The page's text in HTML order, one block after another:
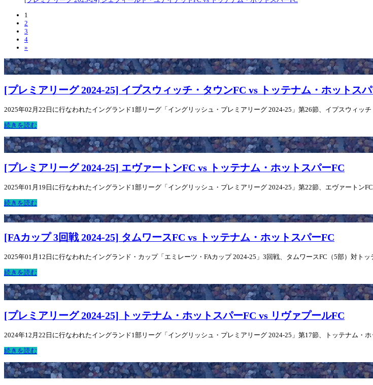
1
2
3
4
»
[プレミアリーグ 2024-25] イプスウィッチ・タウンFC vs トッテナム・ホットス
2025年02月22日に行なわれたイングランド1部リーグ「イングリッシュ・プレミアリーグ 2024-25」第26節、イプスウィッ
続きを読む
[プレミアリーグ 2024-25] エヴァートンFC vs トッテナム・ホットスパーFC
2025年01月19日に行なわれたイングランド1部リーグ「イングリッシュ・プレミアリーグ 2024-25」第22節、エヴァートン
続きを読む
[FAカップ 3回戦 2024-25] タムワースFC vs トッテナム・ホットスパーFC
2025年01月12日に行なわれたイングランド・カップ「エミレーツ・FAカップ 2024-25」3回戦、タムワースFC（5部）対ト
続きを読む
[プレミアリーグ 2024-25] トッテナム・ホットスパーFC vs リヴァプールFC
2024年12月22日に行なわれたイングランド1部リーグ「イングリッシュ・プレミアリーグ 2024-25」第17節、トッテナム・
続きを読む